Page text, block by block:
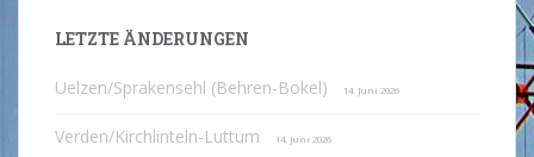
LETZTE ÄNDERUNGEN
Uelzen/Sprakensehl (Behren-Bokel) 14. Juni 2026
Verden/Kirchlinteln-Luttum 14. Juni 2026